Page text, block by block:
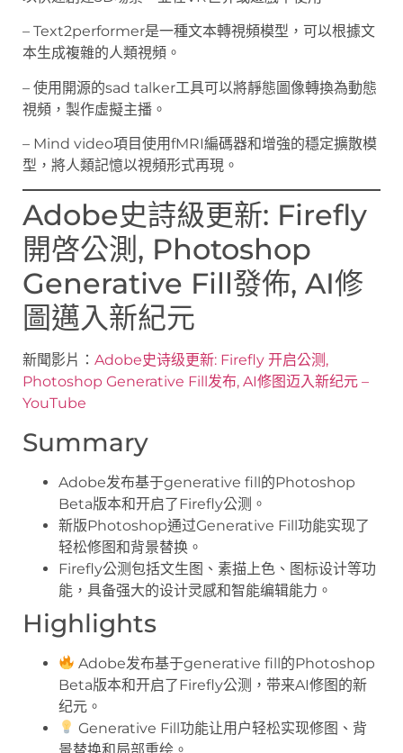
– Text2performer是一種文本轉視頻模型，可以根據文
本生成複雜的人類視頻。
– 使用開源的sad talker工具可以將靜態圖像轉換為動態
視頻，製作虛擬主播。
– Mind video項目使用fMRI編碼器和增強的穩定擴散模
型，將人類記憶以視頻形式再現。
Adobe史詩級更新: Firefly
開啓公測, Photoshop
Generative Fill發佈, AI修
圖邁入新紀元
新聞影片： Adobe史诗级更新: Firefly 开启公测,
Photoshop Generative Fill发布, AI修图迈入新纪元 –
YouTube
Summary
Adobe发布基于generative fill的Photoshop
Beta版本和开启了Firefly公测。
新版Photoshop通过Generative Fill功能实现了
轻松修图和背景替换。
Firefly公测包括文生图、素描上色、图标设计等功
能，具备强大的设计灵感和智能编辑能力。
Highlights
Adobe发布基于generative fill的Photoshop
Beta版本和开启了Firefly公测，带来AI修图的新
纪元。
Generative Fill功能让用户轻松实现修图、背
景替换和局部重绘。